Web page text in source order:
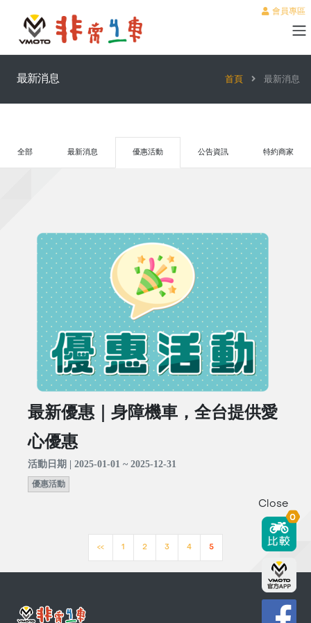
會員專區
最新消息 首頁 最新消息
全部 最新消息 優惠活動 公告資訊 特約商家
最新優惠｜身障機車，全台提供愛
心優惠
活動日期 | 2025-01-01 ~ 2025-12-31
優惠活動
<< 1 2 3 4 5
Close
0